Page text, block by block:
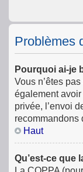
Problèmes
Pourquoi ai-je
Vous n’êtes
également
privée, l’envoi
recommandons
Haut
Qu’est-ce que